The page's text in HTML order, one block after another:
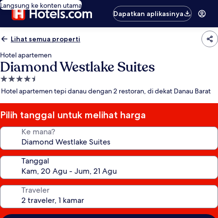
Langsung ke konten utama
Dapatkan aplikasinya
Lihat semua properti
Hotel apartemen
Diamond Westlake Suites
Properti
bintang
Hotel apartemen tepi danau dengan 2 restoran, di dekat Danau Barat
Pilih tanggal untuk melihat harga
Ke mana?
Tanggal
Traveler